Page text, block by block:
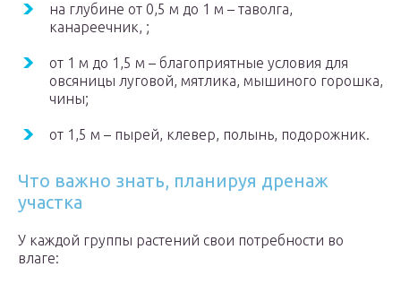
на глубине от 0,5 м до 1 м – таволга,
канареечник, ;
от 1 м до 1,5 м – благоприятные условия для
овсяницы луговой, мятлика, мышиного горошка,
чины;
от 1,5 м – пырей, клевер, полынь, подорожник.
Что важно знать, планируя дренаж
участка
У каждой группы растений свои потребности во
влаге: